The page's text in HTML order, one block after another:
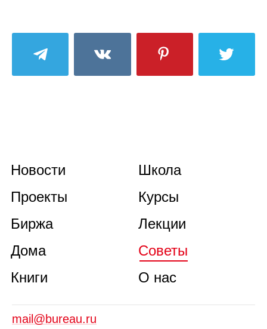
Новости
Проекты
Биржа
Дома
Книги
Школа
Курсы
Лекции
Советы
О нас
mail@bureau.ru